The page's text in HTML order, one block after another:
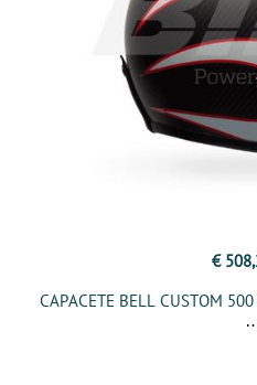
€
CAPACETE BELL CUSTOM